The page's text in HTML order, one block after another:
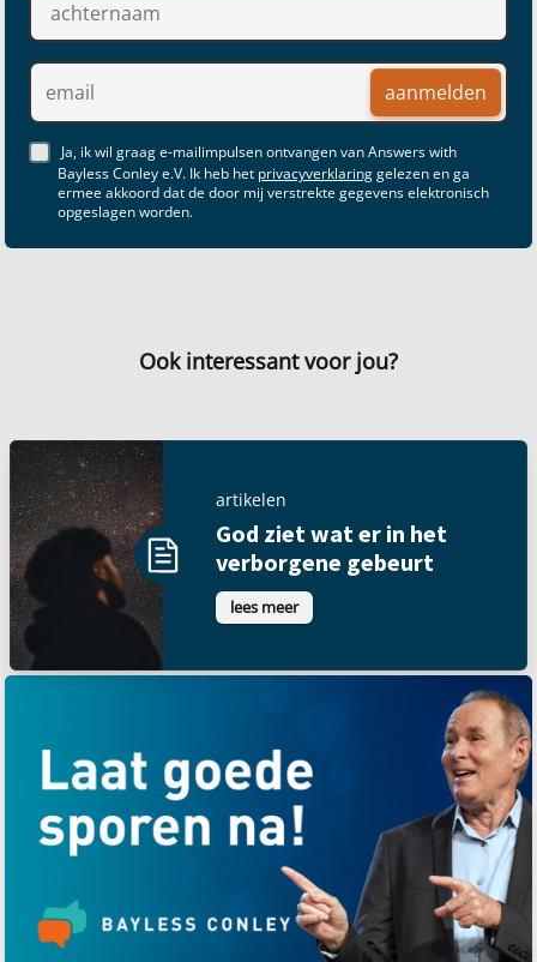
aanmelden
Ja, ik wil graag e-mailimpulsen ontvangen van Answers with
Bayless Conley e.V. Ik heb het privacyverklaringgelezen en ga
ermee akkoord dat de door mij verstrekte gegevens elektronisch
opgeslagen worden.
Ook interessant voor jou?
artikelen
God ziet wat er in het
verborgene gebeurt
lees meer